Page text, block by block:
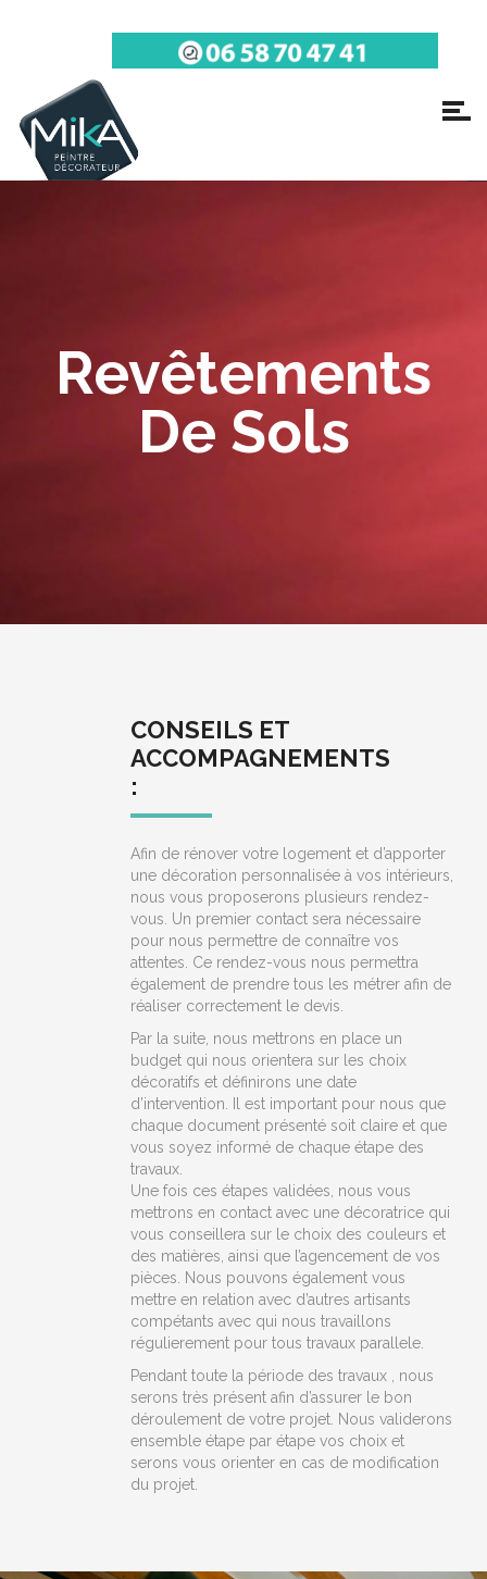
Revêtements
De Sols
CONSEILS ET
ACCOMPAGNEMENTS
:
Afin de rénover votre logement et d’apporter
une décoration personnalisée à vos intérieurs,
nous vous proposerons plusieurs rendez-
vous. Un premier contact sera nécessaire
pour nous permettre de connaître vos
attentes. Ce rendez-vous nous permettra
également de prendre tous les métrer afin de
réaliser correctement le devis.
Par la suite, nous mettrons en place un
budget qui nous orientera sur les choix
décoratifs et définirons une date
d’intervention. Il est important pour nous que
chaque document présenté soit claire et que
vous soyez informé de chaque étape des
travaux.
Une fois ces étapes validées, nous vous
mettrons en contact avec une décoratrice qui
vous conseillera sur le choix des couleurs et
des matières, ainsi que l’agencement de vos
pièces. Nous pouvons également vous
mettre en relation avec d’autres artisants
compétants avec qui nous travaillons
régulierement pour tous travaux parallele.
Pendant toute la période des travaux , nous
serons très présent afin d’assurer le bon
déroulement de votre projet. Nous validerons
ensemble étape par étape vos choix et
serons vous orienter en cas de modification
du projet.